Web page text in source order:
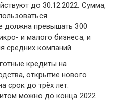
до 30.12.2022. Сумма,
должна превышать 300
и малого бизнеса, и
средних компаний.
кредиты на
открытие нового
срок до трёх лет.
можно до конца 2022